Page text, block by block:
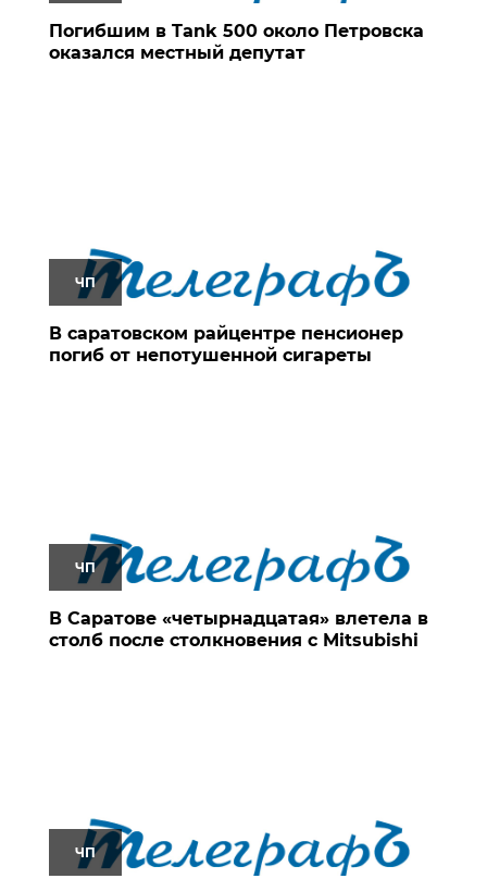
Погибшим в Tank 500 около Петровска
оказался местный депутат
ЧП
В саратовском райцентре пенсионер
погиб от непотушенной сигареты
ЧП
В Саратове «четырнадцатая» влетела в
столб после столкновения с Mitsubishi
ЧП